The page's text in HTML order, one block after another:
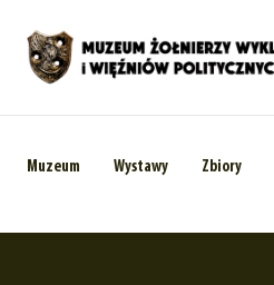
Muzeum Wystawy Zbiory